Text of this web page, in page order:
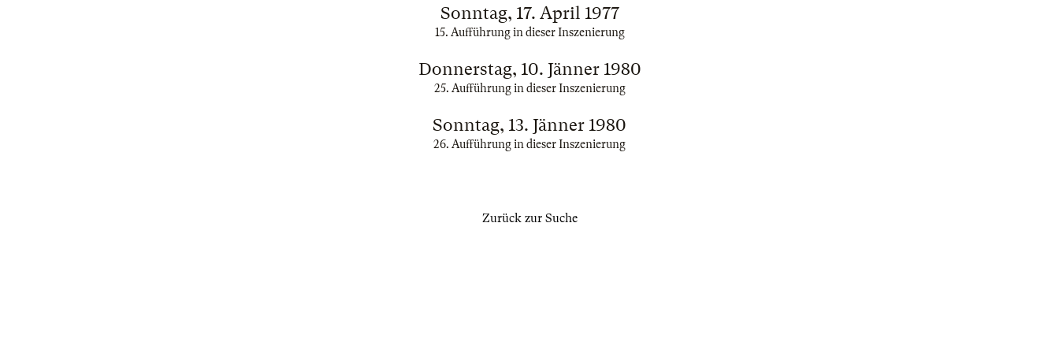
Sonntag, 17. April 1977
15. Aufführung in dieser Inszenierung
Donnerstag, 10. Jänner 1980
25. Aufführung in dieser Inszenierung
Sonntag, 13. Jänner 1980
26. Aufführung in dieser Inszenierung
Zurück zur Suche